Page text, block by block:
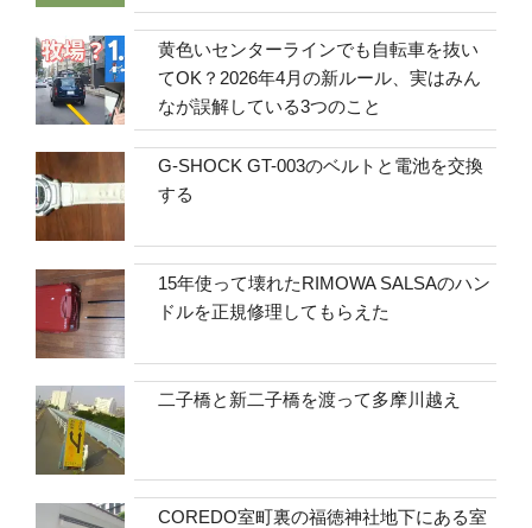
黄色いセンターラインでも自転車を抜い
てOK？2026年4月の新ルール、実はみん
なが誤解している3つのこと
G-SHOCK GT-003のベルトと電池を交換
する
15年使って壊れたRIMOWA SALSAのハン
ドルを正規修理してもらえた
二子橋と新二子橋を渡って多摩川越え
COREDO室町裏の福徳神社地下にある室